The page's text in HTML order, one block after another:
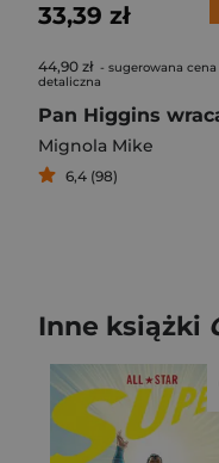
33,39 zł
44,90 zł - sugerowana cena
detaliczna
Mignola Mike
6,4 (98)
Inne książki